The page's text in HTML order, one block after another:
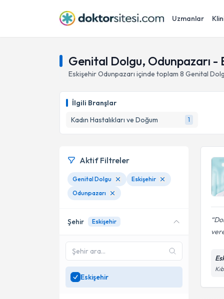
Uzmanlar
Genital Dolgu, Odunpazarı -
EskişehirOdunpazarı içinde toplam 8 Genital
İlgili Branşlar
Kadın Hastalıkları ve Doğum
1
Aktif Filtreler
Genital Dolgu
Eskişehir
Odunpazarı
Şehir Eskişehir
Eskişehir